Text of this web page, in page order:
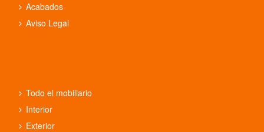
Acabados
Aviso Legal
Todo el mobiliario
Interior
Exterior